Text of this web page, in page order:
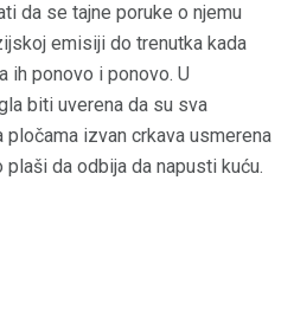
da se tajne poruke o njemu
emisiji do trenutka kada
ih ponovo i ponovo. U
biti uverena da su sva
izvan crkava usmerena
da odbija da napusti kuću.